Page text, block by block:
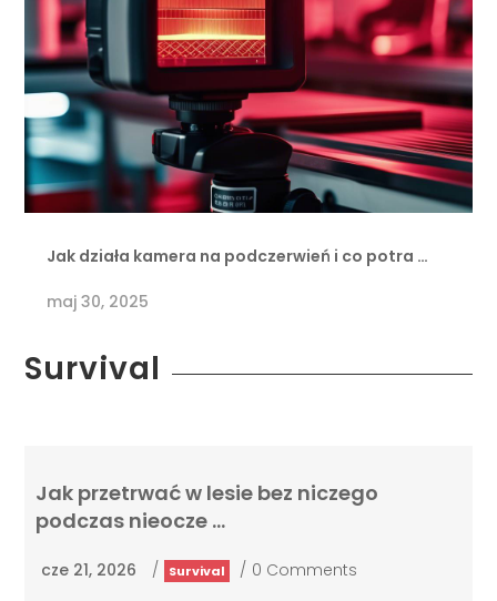
Jak działa kamera na podczerwień i co potra …
maj 30, 2025
Survival
Jak przetrwać w lesie bez niczego
podczas nieocze …
cze 21, 2026 / Survival / 0 Comments